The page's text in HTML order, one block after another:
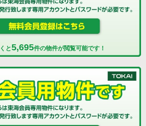
と5,695件の物件が閲覧可能です！